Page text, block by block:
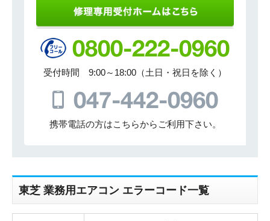
受付時間 9:00～18:00（土日・祝日を除く）
携帯電話の方はこちらからご利用下さい。
東芝 業務用エアコン エラーコード一覧